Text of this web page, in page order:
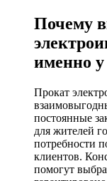
Почему
именно у
Прокат
постоянные
для жителей
потребности
клиентов.
помогут